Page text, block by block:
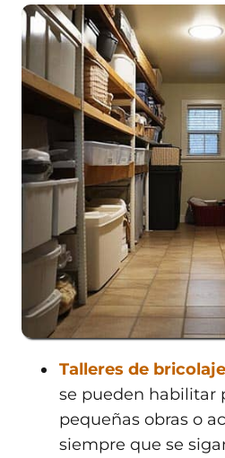
Talleres de
se pueden habilitar
pequeñas obras o
siempre que se